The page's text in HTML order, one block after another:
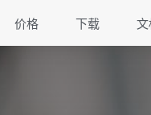
价格 下载